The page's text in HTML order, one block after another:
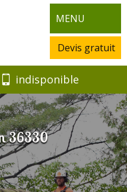
MENU
Devis gratuit
indisponible
36330